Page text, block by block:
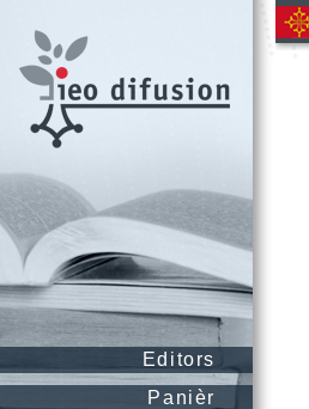
Editors
Panièr